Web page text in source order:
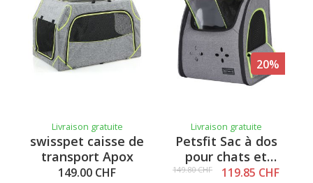
Livraison gratuite
swisspet caisse de
transport Apox
149.00 CHF
20%
Livraison gratuite
Petsfit Sac à dos
pour chats et
chiens Pingu
149.80 CHF 119.85 CHF